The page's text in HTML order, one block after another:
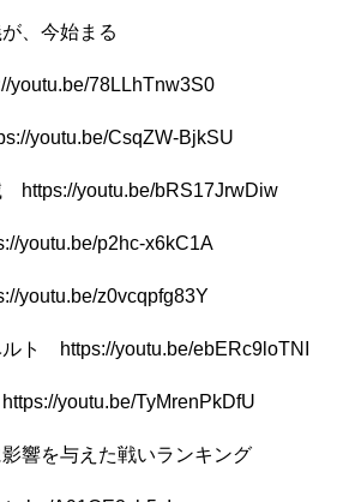
、今始まる
78LLhTnw3S0
youtu.be/CsqZW-BjkSU
https://youtu.be/bRS17JrwDiw
youtu.be/p2hc-x6kC1A
youtu.be/z0vcqpfg83Y
ト https://youtu.be/ebERc9loTNI
youtu.be/TyMrenPkDfU
響を与えた戦いランキング